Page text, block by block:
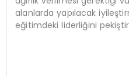
alanlarda yapılacak
eğitimdeki liderliğini